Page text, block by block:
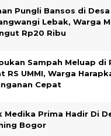
Pungli Bansos di Desa
Lebak, Warga
Rp20 Ribu
Sampah Meluap di
RS UMMI, Warga
Cepat
Medika Prima Hadir Di
Bogor